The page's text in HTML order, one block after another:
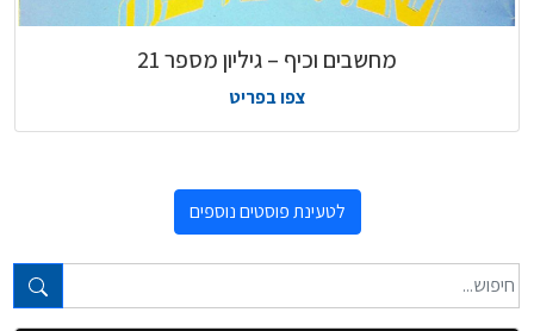
טקסט חופשי...
מחשבים וכיף – גיליון מספר 21
צפו בפריט
לטעינת פוסטים נוספים